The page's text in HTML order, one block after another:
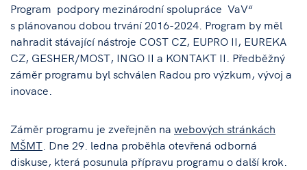
Program podpory mezinárodní spolupráce VaV“
s plánovanou dobou trvání 2016-2024. Program by měl
nahradit stávající nástroje COST CZ, EUPRO II, EUREKA
CZ, GESHER/MOST, INGO II a KONTAKT II. Předběžný
záměr programu byl schválen Radou pro výzkum, vývoj a
inovace.
Záměr programu je zveřejněn na webových stránkách
MŠMT . Dne 29. ledna proběhla otevřená odborná
diskuse, která posunula přípravu programu o další krok.